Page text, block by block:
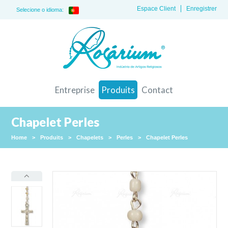
Selecione o idioma: Enregistrer
Espace Client
Entreprise Produits Contact
Chapelet Perles
Home > Produits > Chapelets > Perles > Chapelet Perles